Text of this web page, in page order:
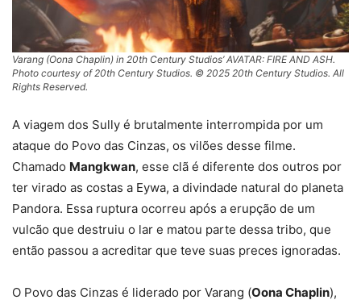
Varang (Oona Chaplin) in 20th Century Studios’ AVATAR: FIRE AND ASH.
Photo courtesy of 20th Century Studios. © 2025 20th Century Studios. All
Rights Reserved.
A viagem dos Sully é brutalmente interrompida por um
ataque do Povo das Cinzas, os vilões desse filme.
Chamado Mangkwan, esse clã é diferente dos outros por
ter virado as costas a Eywa, a divindade natural do planeta
Pandora. Essa ruptura ocorreu após a erupção de um
vulcão que destruiu o lar e matou parte dessa tribo, que
então passou a acreditar que teve suas preces ignoradas.
O Povo das Cinzas é liderado por Varang (Oona Chaplin),